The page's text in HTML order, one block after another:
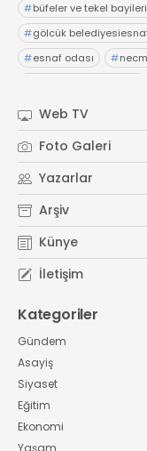
#büfeler ve tekel
#gölcük
#esnaf odası #
Web TV
Foto Galeri
Yazarlar
Arşiv
Künye
İletişim
Kategoriler
Gündem
Asayiş
Siyaset
Eğitim
Ekonomi